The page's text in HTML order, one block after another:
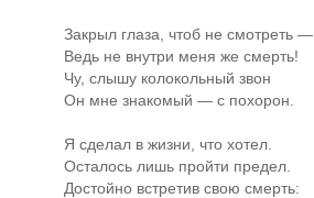
Закрыл глаза, чтоб не смотреть —
Ведь не внутри меня же смерть!
Чу, слышу колокольный звон
Он мне знакомый — с похорон.
Я сделал в жизни, что хотел.
Осталось лишь пройти предел.
Достойно встретив свою смерть: